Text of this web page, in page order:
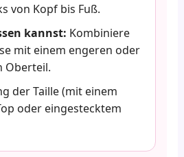
von Kopf bis Fuß.
kannst: Kombiniere
mit einem engeren oder
Oberteil.
der Taille (mit einem
oder eingestecktem